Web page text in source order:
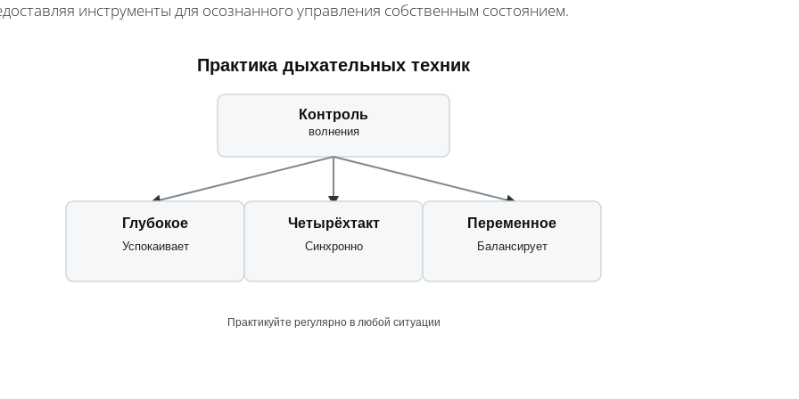
инструменты для осознанного управления собственным состоянием.
Практика дыхательных техник
Контроль
волнения
Глубокое
Успокаивает
Четырёхтакт
Синхронно
Переменное
Балансирует
Практикуйте регулярно в любой ситуации